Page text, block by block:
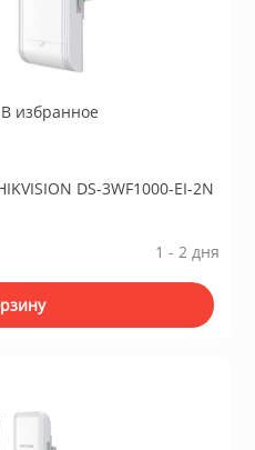
В избранное
DS-3WF1000-EI-2N
1 - 2 дня